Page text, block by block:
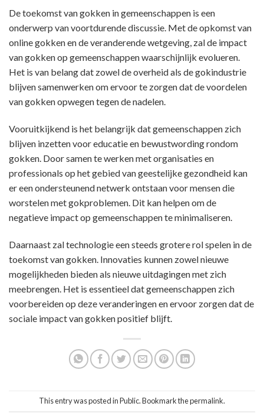
De toekomst van gokken in gemeenschappen is een
onderwerp van voortdurende discussie. Met de opkomst van
online gokken en de veranderende wetgeving, zal de impact
van gokken op gemeenschappen waarschijnlijk evolueren.
Het is van belang dat zowel de overheid als de gokindustrie
blijven samenwerken om ervoor te zorgen dat de voordelen
van gokken opwegen tegen de nadelen.
Vooruitkijkend is het belangrijk dat gemeenschappen zich
blijven inzetten voor educatie en bewustwording rondom
gokken. Door samen te werken met organisaties en
professionals op het gebied van geestelijke gezondheid kan
er een ondersteunend netwerk ontstaan voor mensen die
worstelen met gokproblemen. Dit kan helpen om de
negatieve impact op gemeenschappen te minimaliseren.
Daarnaast zal technologie een steeds grotere rol spelen in de
toekomst van gokken. Innovaties kunnen zowel nieuwe
mogelijkheden bieden als nieuwe uitdagingen met zich
meebrengen. Het is essentieel dat gemeenschappen zich
voorbereiden op deze veranderingen en ervoor zorgen dat de
sociale impact van gokken positief blijft.
This entry was posted inPublic. Bookmark thepermalink.